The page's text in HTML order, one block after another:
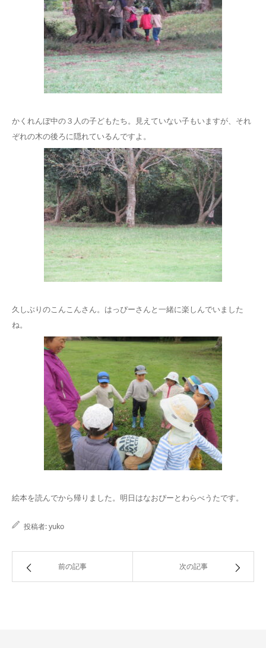
かくれんぼ中の３人の子どもたち。見えていない子もいますが、それ
ぞれの木の後ろに隠れているんですよ。
久しぶりのこんこんさん。はっぴーさんと一緒に楽しんでいました
ね。
絵本を読んでから帰りました。明日はなおぴーとわらべうたです。
投稿者:yuko
前の記事 次の記事